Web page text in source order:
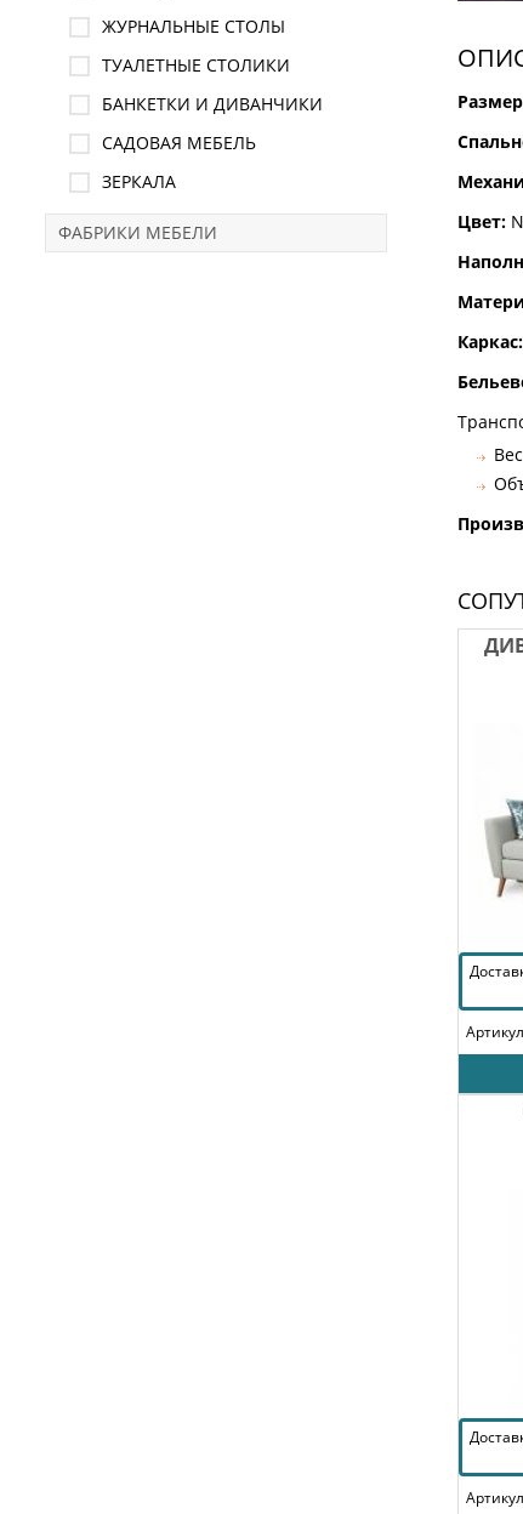
Цвет:
Каркас:
ЖУРНАЛЬНЫЕ СТОЛЫ
ТУАЛЕТНЫЕ СТОЛИКИ
БАНКЕТКИ И ДИВАНЧИКИ
САДОВАЯ МЕБЕЛЬ
ЗЕРКАЛА
ФАБРИКИ МЕБЕЛИ